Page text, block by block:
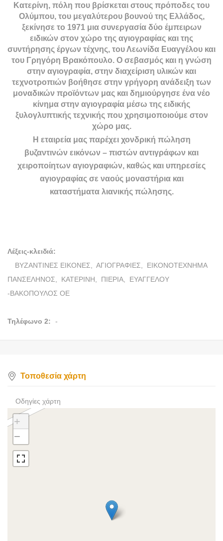
Κατερίνη, πόλη που βρίσκεται στους πρόποδες του
Ολύμπου, του μεγαλύτερου βουνού της Ελλάδος,
ξεκίνησε το 1971 μια συνεργασία δύο έμπειρων
ειδικών στον χώρο της αγιογραφίας και της
συντήρησης έργων τέχνης, του Λεωνίδα Ευαγγέλου και
του Γρηγόρη Βρακόπουλο. Ο σεβασμός και η γνώση
στην αγιογραφία, στην διαχείριση υλικών και
τεχνοτροπιών βοήθησε στην γρήγορη ανάδειξη των
μοναδικών προϊόντων μας και δημιούργησε ένα νέο
κίνημα στην αγιογραφία μέσω της ειδικής
ξυλογλυπτικής τεχνικής που χρησιμοποιούμε στον
χώρο μας.
Η εταιρεία μας παρέχει χονδρική πώληση
βυζαντινών εικόνων – πιστών αντιγράφων και
χειροποίητων αγιογραφιών, καθώς και υπηρεσίες
αγιογραφίας σε ναούς μοναστήρια και
καταστήματα λιανικής πώλησης.
Λέξεις-κλειδιά:
ΒΥΖΑΝΤΙΝΕΣ ΕΙΚΟΝΕΣ,
ΑΓΙΟΓΡΑΦΙΕΣ,
ΕΙΚΟΝΟΤΕΧΝΗΜΑ
ΠΑΝΣΕΛΗΝΟΣ,
ΚΑΤΕΡΙΝΗ, ΠΙΕΡΙΑ,
ΕΥΑΓΓΕΛΟΥ
-ΒΑΚΟΠΟΥΛΟΣ ΟΕ
Τηλέφωνο 2: -
Τοποθεσία χάρτη
Οδηγίες χάρτη
+
−